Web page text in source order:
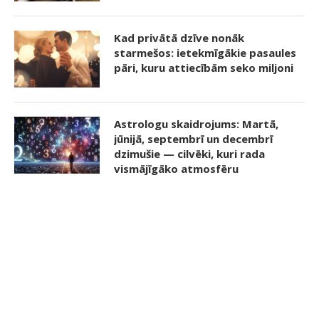
Kad privātā dzīve nonāk
starmešos: ietekmīgākie pasaules
pāri, kuru attiecībām seko miljoni
Astrologu skaidrojums: Martā,
jūnijā, septembrī un decembrī
dzimušie — cilvēki, kuri rada
vismājīgāko atmosfēru